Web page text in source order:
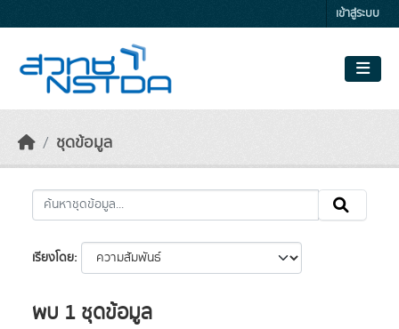
เข้าสู่ระบบ
ชุดข้อมูล
เรียงโดย
พบ 1 ชุดข้อมูล